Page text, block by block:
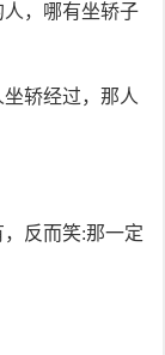
，哪有坐轿子
轿经过，那人
反而笑:那一定